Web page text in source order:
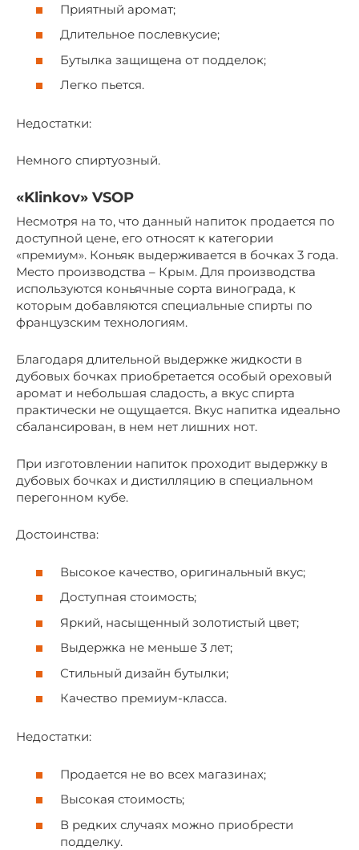
Приятный аромат;
Длительное послевкусие;
Бутылка защищена от подделок;
Легко пьется.
Недостатки:
Немного спиртуозный.
«Klinkov» VSOP
Несмотря на то, что данный напиток продается по
доступной цене, его относят к категории
«премиум». Коньяк выдерживается в бочках 3 года.
Место производства – Крым. Для производства
используются коньячные сорта винограда, к
которым добавляются специальные спирты по
французским технологиям.
Благодаря длительной выдержке жидкости в
дубовых бочках приобретается особый ореховый
аромат и небольшая сладость, а вкус спирта
практически не ощущается. Вкус напитка идеально
сбалансирован, в нем нет лишних нот.
При изготовлении напиток проходит выдержку в
дубовых бочках и дистилляцию в специальном
перегонном кубе.
Достоинства:
Высокое качество, оригинальный вкус;
Доступная стоимость;
Яркий, насыщенный золотистый цвет;
Выдержка не меньше 3 лет;
Стильный дизайн бутылки;
Качество премиум-класса.
Недостатки:
Продается не во всех магазинах;
Высокая стоимость;
В редких случаях можно приобрести
подделку.